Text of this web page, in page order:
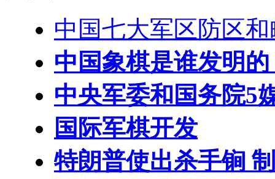
中国七大军区防区
中国象棋是谁发明的
中央军委和国务院5
国际军棋开发
特朗普使出杀手锏